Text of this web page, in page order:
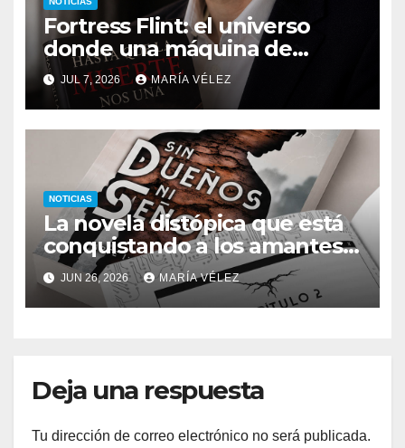
Fortress Flint: el universo
donde una máquina de
escribir, un silbido o un
recuerdo pueden cambiarlo
todo
JUL 7, 2026 MARÍA VÉLEZ
NOTICIAS
La novela distópica que está
conquistando a los amantes
del romance y la ciencia
ficción: así es Sin dueños ni
señores
JUN 26, 2026 MARÍA VÉLEZ
Deja una respuesta
Tu dirección de correo electrónico no será publicada.